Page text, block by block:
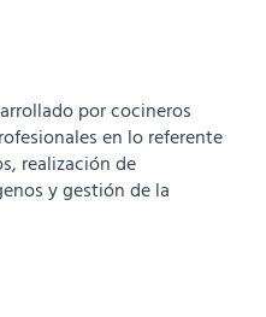
por cocineros
en lo referente
realización de
y gestión de la